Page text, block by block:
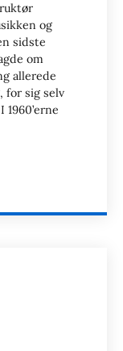
og
sidste
om
allerede
for sig selv